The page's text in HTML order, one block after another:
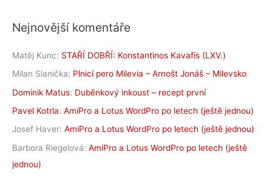
Nejnovější komentáře
Matěj Kunc: STAŘÍ DOBŘÍ: Konstantinos Kavafis (LXV.)
Milan Slanička: Plnicí pero Milevia – Arnošt Jonáš – Milevsko
Dominik Matus: Duběnkový inkoust – recept první
Pavel Kotrla: AmiPro a Lotus WordPro po letech (ještě jednou)
Josef Haver: AmiPro a Lotus WordPro po letech (ještě jednou)
Barbora Riegelová: AmiPro a Lotus WordPro po letech (ještě
jednou)